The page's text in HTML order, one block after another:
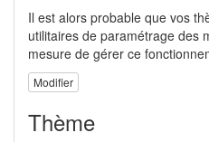
Il est alors probable que vos
utilitaires de paramétrage des
mesure de gérer ce
Modifier
Thème